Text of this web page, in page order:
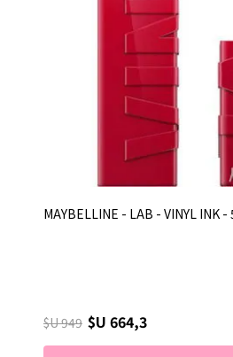
MAYBELLINE - LAB - VINYL INK -
$U 949 $U 664,3